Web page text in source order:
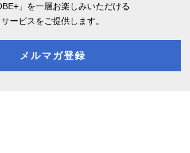
」を一層お楽しみいただける
サービスをご提供します。
メルマガ登録